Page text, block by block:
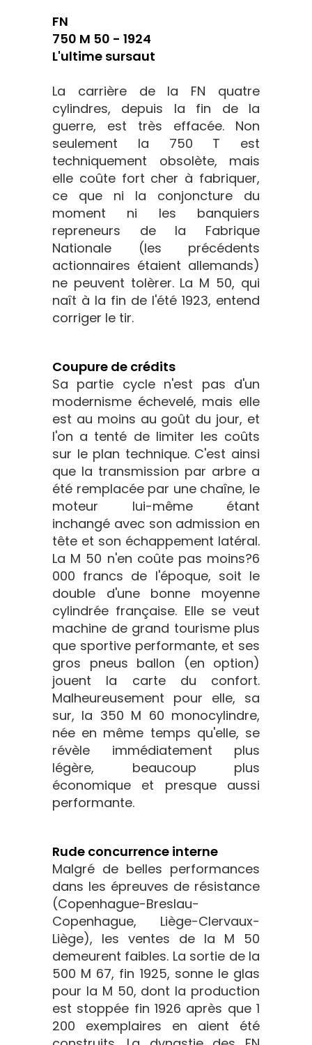
FN
750 M 50 - 1924
L'ultime sursaut
La carrière de la FN quatre
cylindres, depuis la fin de la
guerre, est très effacée. Non
seulement la 750 T est
techniquement obsolète, mais
elle coûte fort cher à fabriquer,
ce que ni la conjoncture du
moment ni les banquiers
repreneurs de la Fabrique
Nationale (les précédents
actionnaires étaient allemands)
ne peuvent tolèrer. La M 50, qui
naît à la fin de l'été 1923, entend
corriger le tir.
Coupure de crédits
Sa partie cycle n'est pas d'un
modernisme échevelé, mais elle
est au moins au goût du jour, et
l'on a tenté de limiter les coûts
sur le plan technique. C'est ainsi
que la transmission par arbre a
été remplacée par une chaîne, le
moteur lui-même étant
inchangé avec son admission en
tête et son échappement latéral.
La M 50 n'en coûte pas moins?6
000 francs de l'époque, soit le
double d'une bonne moyenne
cylindrée française. Elle se veut
machine de grand tourisme plus
que sportive performante, et ses
gros pneus ballon (en option)
jouent la carte du confort.
Malheureusement pour elle, sa
sur, la 350 M 60 monocylindre,
née en même temps qu'elle, se
révèle immédiatement plus
légère, beaucoup plus
économique et presque aussi
performante.
Rude concurrence interne
Malgré de belles performances
dans les épreuves de résistance
(Copenhague-Breslau-
Copenhague, Liège-Clervaux-
Liège), les ventes de la M 50
demeurent faibles. La sortie de la
500 M 67, fin 1925, sonne le glas
pour la M 50, dont la production
est stoppée fin 1926 après que 1
200 exemplaires en aient été